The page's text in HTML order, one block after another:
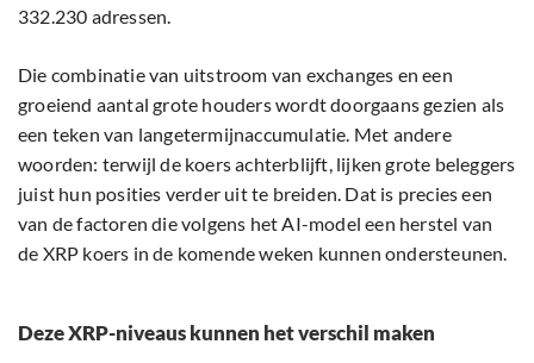
332.230 adressen.
Die combinatie van uitstroom van exchanges en een
groeiend aantal grote houders wordt doorgaans gezien als
een teken van langetermijnaccumulatie. Met andere
woorden: terwijl de koers achterblijft, lijken grote beleggers
juist hun posities verder uit te breiden. Dat is precies een
van de factoren die volgens het AI-model een herstel van
de XRP koers in de komende weken kunnen ondersteunen.
Deze XRP-niveaus kunnen het verschil maken